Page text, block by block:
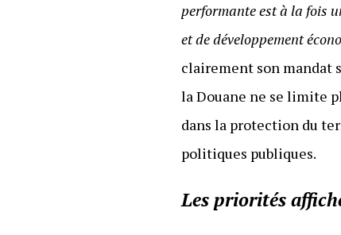
performante est à la fois
et de développement
clairement son mandat
la Douane ne se limite
dans la protection du
politiques publiques.
Les priorités